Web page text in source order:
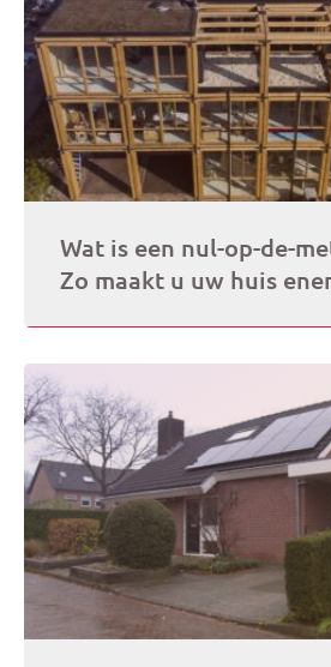
Wat is een nul-op-de-
Zo maakt u uw huis